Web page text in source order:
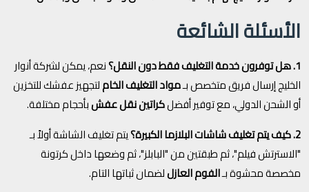
الأسئلة الشائعة
1. هل توفرون خدمة التغليف فقط دون النقل؟
نعم، يمكن لشركة أنوار
الخليج إرسال فريق متخصص بـمواد التغليف الخاملتجهيز عفشك للتخزين
أو الشحن الدولي، مع توفير أفضلكراتين نقل عفشبأحجام مختلفة.
2. كيف يتم تغليف شاشات البلازما الكبيرة؟
يتم تغليف الشاشة أولاً بـ
"الاسترتش فيلم"، ثم طبقتين من "البابلز"، ثم وضعها داخل كرتونة
مخصصة محشوة بـالفوم العازللضمان ثباتها التام.